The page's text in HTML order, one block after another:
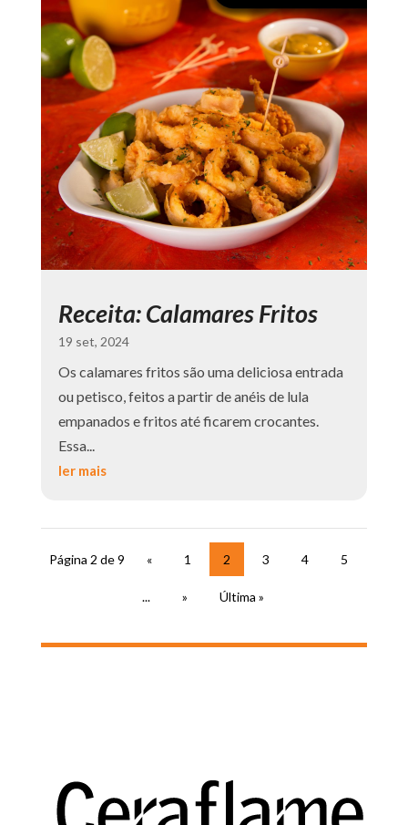
Receita: Calamares Fritos
19 set, 2024
Os calamares fritos são uma deliciosa entrada
ou petisco, feitos a partir de anéis de lula
empanados e fritos até ficarem crocantes.
Essa...
ler mais
Página 2 de 9 « 1 2 3 4 5
... » Última »